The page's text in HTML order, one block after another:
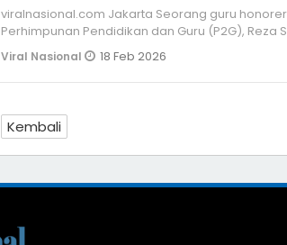
viralnasional.com Jakarta Seorang guru honorer dan anggota
Perhimpunan Pendidikan dan Guru (P2G), Reza
mendatangi Mahkamah Kons
Viral Nasional 18 Feb 2026
Kembali